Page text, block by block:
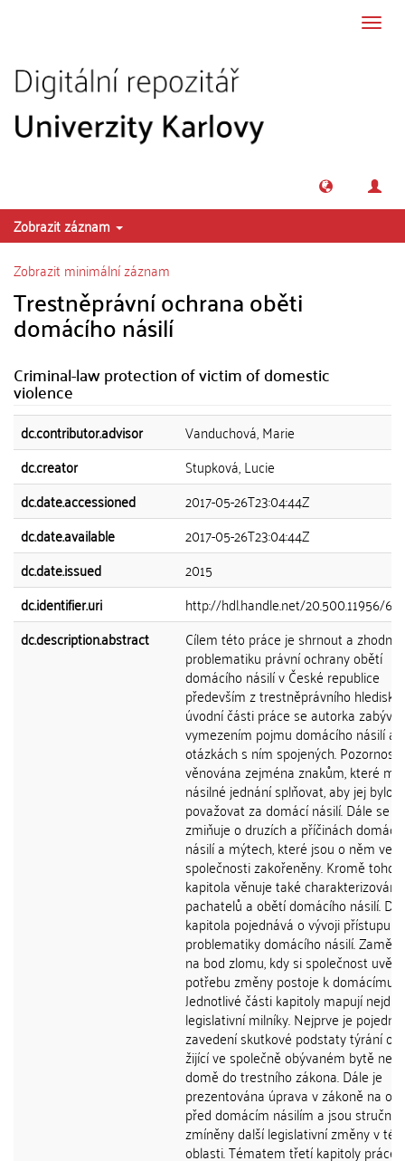
Zobrazit záznam
Zobrazit minimální záznam
Trestněprávní ochrana oběti
domácího násilí
Criminal-law protection of victim of domestic
violence
dc.contributor.advisor
Vanduchová, Marie
dc.creator
Stupková, Lucie
dc.date.accessioned
2017-05-26T23:04:44Z
dc.date.available
2017-05-26T23:04:44Z
dc.date.issued
2015
dc.identifier.uri
http://hdl.handle.net/20.500.11956/
dc.description.abstract
Cílem této práce je shrnout a
problematiku právní ochrany obětí
domácího násilí v České republice
především z trestněprávního
úvodní části práce se autorka zabývá
vymezením pojmu domácího násilí a
otázkách s ním spojených. Pozornost
věnována zejména znakům, které
násilné jednání splňovat, aby jej bylo
považovat za domácí násilí. Dále se
zmiňuje o druzích a příčinách
násilí a mýtech, které jsou o něm ve
společnosti zakořeněny. Kromě toho
kapitola věnuje také charakterizování
pachatelů a obětí domácího násilí.
kapitola pojednává o vývoji přístupu
problematiky domácího násilí.
na bod zlomu, kdy si společnost
potřebu změny postoje k domácímu
Jednotlivé části kapitoly mapují
legislativní milníky. Nejprve je
zavedení skutkové podstaty týrání
žijící ve společně obývaném bytě
domě do trestního zákona. Dále je
prezentována úprava v zákoně na
před domácím násilím a jsou stručně
zmíněny další legislativní změny v
oblasti. Tématem třetí kapitoly práce